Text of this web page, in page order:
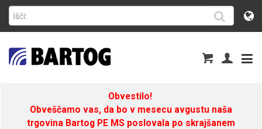
Obvestilo!
Obveščamo vas, da bo v mesecu avgustu naša
trgovina Bartog PE MS poslovala po skrajšanem